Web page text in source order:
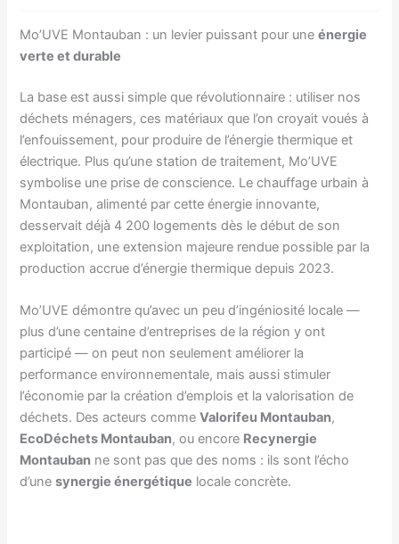
Mo’UVE Montauban : un levier puissant pour uneénergie
verte et durable
La base est aussi simple que révolutionnaire : utiliser nos
déchets ménagers, ces matériaux que l’on croyait voués à
l’enfouissement, pour produire de l’énergie thermique et
électrique. Plus qu’une station de traitement, Mo’UVE
symbolise une prise de conscience. Le chauffage urbain à
Montauban, alimenté par cette énergie innovante,
desservait déjà 4 200 logements dès le début de son
exploitation, une extension majeure rendue possible par la
production accrue d’énergie thermique depuis 2023.
Mo’UVE démontre qu’avec un peu d’ingéniosité locale —
plus d’une centaine d’entreprises de la région y ont
participé — on peut non seulement améliorer la
performance environnementale, mais aussi stimuler
l’économie par la création d’emplois et la valorisation de
déchets. Des acteurs commeValorifeu Montauban,
EcoDéchets Montauban, ou encore Recynergie
Montauban ne sont pas que des noms : ils sont l’écho
d’unesynergie énergétique locale concrète.